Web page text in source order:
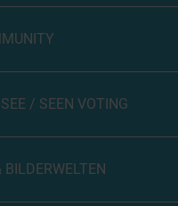
/ SEEN VOTING
BILDERWELTEN